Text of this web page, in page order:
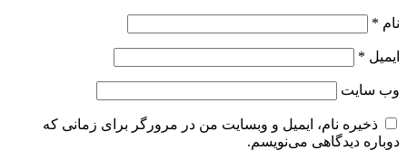
نام *
ایمیل *
وب‌ سایت
ذخیره نام، ایمیل و وبسایت من در مرورگر برای زمانی که
دوباره دیدگاهی می‌نویسم.